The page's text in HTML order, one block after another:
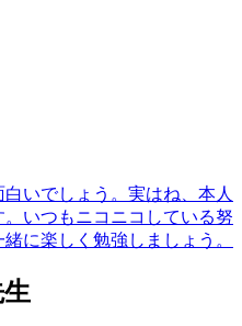
いでしょう。実はね、本人
いつもニコニコしている努
に楽しく勉強しましょう。